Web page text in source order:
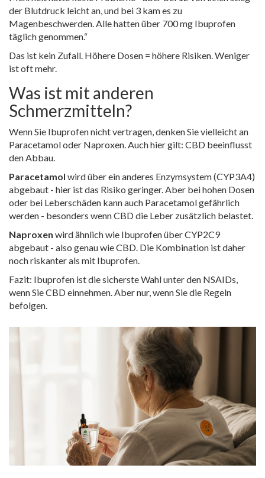
der Blutdruck leicht an, und bei 3 kam es zu
Magenbeschwerden. Alle hatten über 700 mg Ibuprofen
täglich genommen.“
Das ist kein Zufall. Höhere Dosen = höhere Risiken. Weniger
ist oft mehr.
Was ist mit anderen
Schmerzmitteln?
Wenn Sie Ibuprofen nicht vertragen, denken Sie vielleicht an
Paracetamol oder Naproxen. Auch hier gilt: CBD beeinflusst
den Abbau.
Paracetamol wird über ein anderes Enzymsystem (CYP3A4)
abgebaut - hier ist das Risiko geringer. Aber bei hohen Dosen
oder bei Leberschäden kann auch Paracetamol gefährlich
werden - besonders wenn CBD die Leber zusätzlich belastet.
Naproxen wird ähnlich wie Ibuprofen über CYP2C9
abgebaut - also genau wie CBD. Die Kombination ist daher
noch riskanter als mit Ibuprofen.
Fazit: Ibuprofen ist die sicherste Wahl unter den NSAIDs,
wenn Sie CBD einnehmen. Aber nur, wenn Sie die Regeln
befolgen.